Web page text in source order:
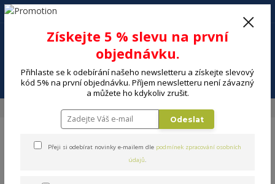
Menu
+420 602 494 600
Získejte 5 % slevu na první
objednávku.
Přihlaste se k odebírání našeho newsletteru a získejte slevový
kód 5% na první objednávku. Příjem newsletteru není závazný
a můžete ho kdykoliv zrušit.
Odeslat
Přeji si odebírat novinky e-mailem dle podmínek zpracování osobních
údajů.